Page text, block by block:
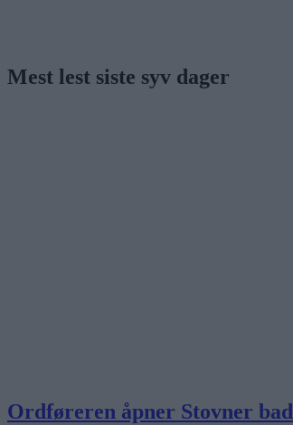
Mest lest siste syv dager
Ordføreren åpner Stovner bad